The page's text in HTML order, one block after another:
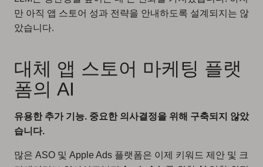
만 아직 앱 스토어 성과 전략을 안내하도록 설계되지는 않
았습니다.
대체 앱 스토어 마케팅 플랫
폼의 AI
유용한 추가 기능. 중요한 의사결정을 위해 구축되지 않았
습니다.
많은 ASO 및 Apple Ads 플랫폼은 이제 키워드 제안 및 크